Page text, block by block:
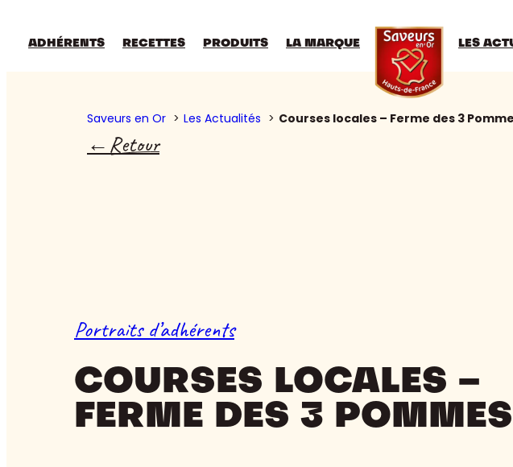
ADHÉRENTS RECETTES PRODUITS LA MARQUE LES
Saveurs en Or Les Actualités Courses locales – Ferme des 3
Retour
Portraits d’adhérents
COURSES LOCALES –
FERME DES 3 POMMES